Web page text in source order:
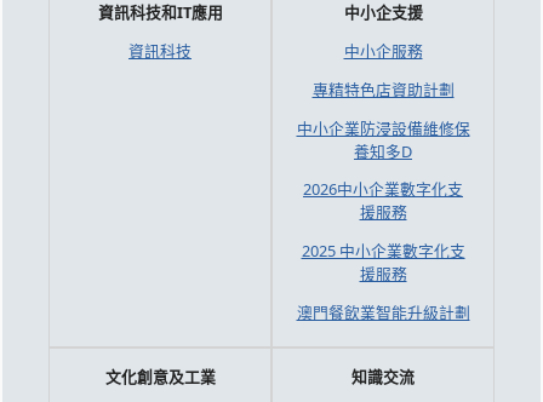
資訊科技和IT應用
資訊科技
中小企支援
中小企服務
專精特色店資助計劃
中小企業防浸設備維修保
養知多D
2026中小企業數字化支
援服務
2025 中小企業數字化支
援服務
澳門餐飲業智能升級計劃
文化創意及工業
知識交流